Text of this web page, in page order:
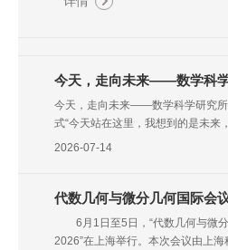
今天，走向未来——数学科学研究
式“今天站在这里，我想到的是未来
2026-07-14
6月1日至5日，“代数几何与微
2026”在上海举行。本次会议由上海